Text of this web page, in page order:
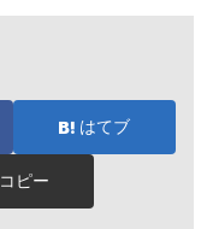
はてブ
コピー